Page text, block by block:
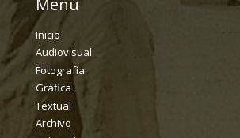
Inicio
Audiovisual
Fotografía
Gráfica
Textual
Archivo